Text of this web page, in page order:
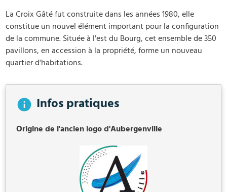
La Croix Gâté fut construite dans les années 1980, elle
constitue un nouvel élément important pour la configuration
de la com­mune. Située à l'est du Bourg, cet ensemble de 350
pavillons, en accession à la propriété, forme un nouveau
quartier d'habitations.
Infos pratiques
Origine de l'ancien logo d'Aubergenville